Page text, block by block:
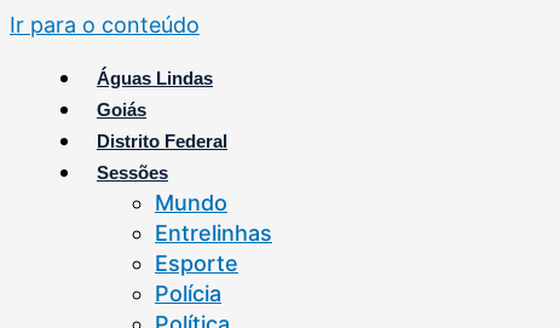
Ir para o conteúdo
Águas Lindas
Goiás
Distrito Federal
Sessões
Mundo
Entrelinhas
Esporte
Polícia